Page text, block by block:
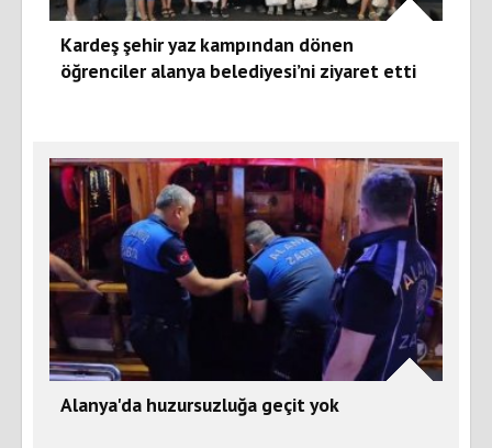
Kardeş şehir yaz kampından dönen
öğrenciler alanya belediyesi’ni ziyaret etti
Alanya'da huzursuzluğa geçit yok